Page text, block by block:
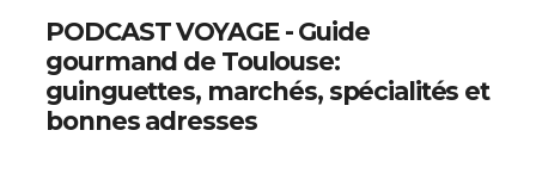
PODCAST VOYAGE - Guide
gourmand de Toulouse:
guinguettes, marchés, spécialités et
bonnes adresses